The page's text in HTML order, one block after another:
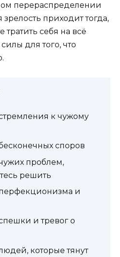
перераспределении
приходит тогда,
тратить себя на всё
для того, что
к чужому
споров
проблем,
решить
перфекционизма и
и тревог о
которые тянут